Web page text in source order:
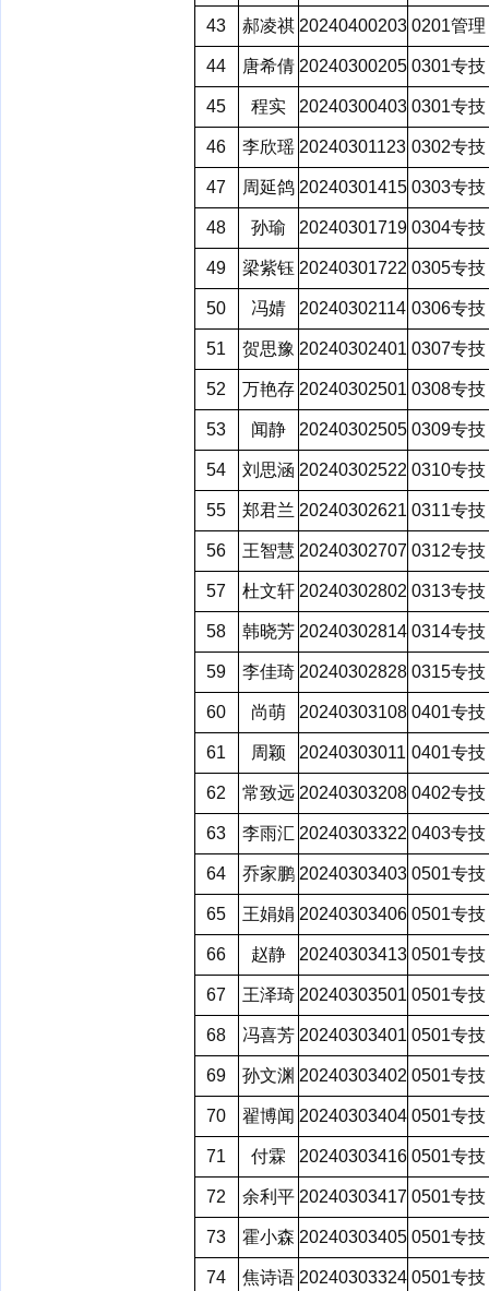
43 郝凌祺 20240400203 0201管理
44 唐希倩 20240300205 0301专技
45 程实 20240300403 0301专技
46 李欣瑶 20240301123 0302专技
47 周延鸽 20240301415 0303专技
48 孙瑜 20240301719 0304专技
49 梁紫钰 20240301722 0305专技
50 冯婧 20240302114 0306专技
51 贺思豫 20240302401 0307专技
52 万艳存 20240302501 0308专技
53 闻静 20240302505 0309专技
54 刘思涵 20240302522 0310专技
55 郑君兰 20240302621 0311专技
56 王智慧 20240302707 0312专技
57 杜文轩 20240302802 0313专技
58 韩晓芳 20240302814 0314专技
59 李佳琦 20240302828 0315专技
60 尚萌 20240303108 0401专技
61 周颖 20240303011 0401专技
62 常致远 20240303208 0402专技
63 李雨汇 20240303322 0403专技
64 乔家鹏 20240303403 0501专技
65 王娟娟 20240303406 0501专技
66 赵静 20240303413 0501专技
67 王泽琦 20240303501 0501专技
68 冯喜芳 20240303401 0501专技
69 孙文渊 20240303402 0501专技
70 翟博闻 20240303404 0501专技
71 付霖 20240303416 0501专技
72 余利平 20240303417 0501专技
73 霍小森 20240303405 0501专技
74 焦诗语 20240303324 0501专技